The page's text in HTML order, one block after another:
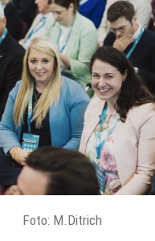
Foto: M.Ditrich